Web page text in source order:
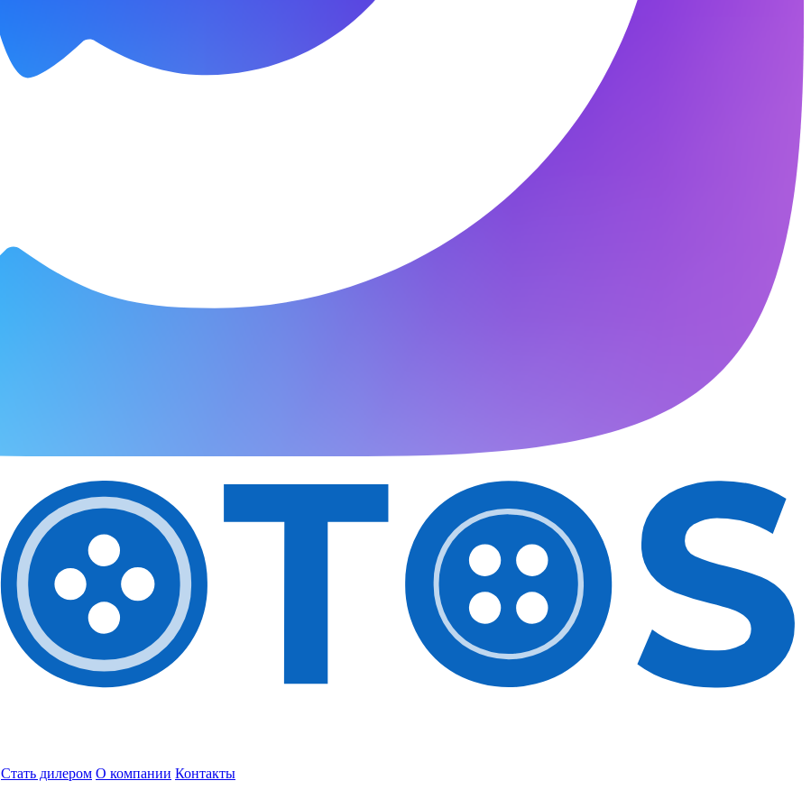
Стать дилером О компании Контакты